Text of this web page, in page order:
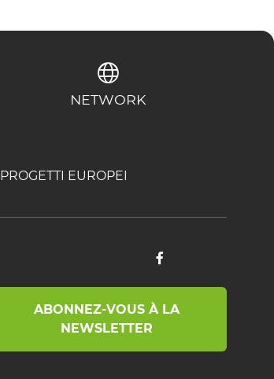
NETWORK
PROGETTI EUROPEI
ABONNEZ-VOUS À LA
NEWSLETTER